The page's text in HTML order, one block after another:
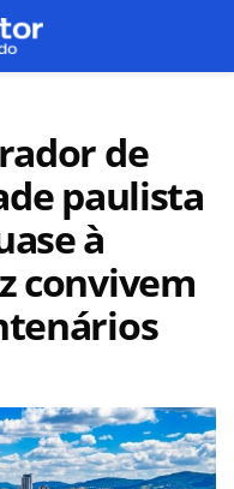
de
paulista
à
convivem